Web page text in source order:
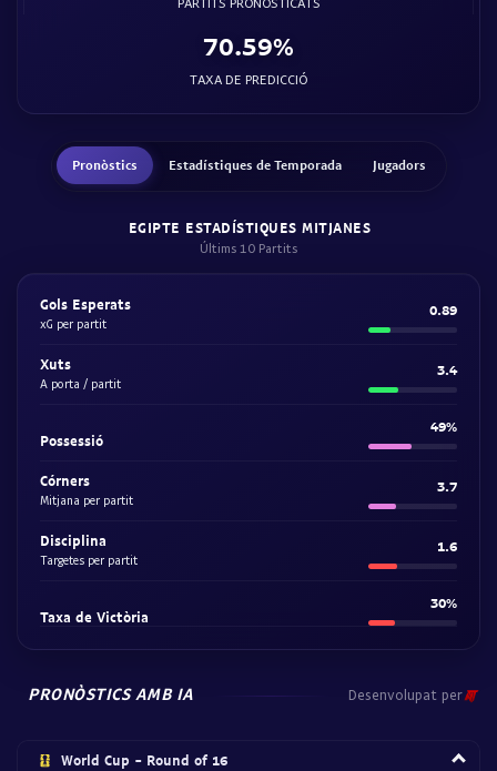
70.59%
TAXA DE PREDICCIÓ
Pronòstics Estadístiques de Temporada Jugadors
EGIPTE ESTADÍSTIQUES MITJANES
Últims 10 Partits
Gols Esperats
xG per partit
0.89
Xuts
A porta / partit
3.4
Possessió
49%
Córners
Mitjana per partit
3.7
Disciplina
Targetes per partit
1.6
Taxa de Victòria
30%
PRONÒSTICS AMB IA Desenvolupat per
World Cup - Round of 16